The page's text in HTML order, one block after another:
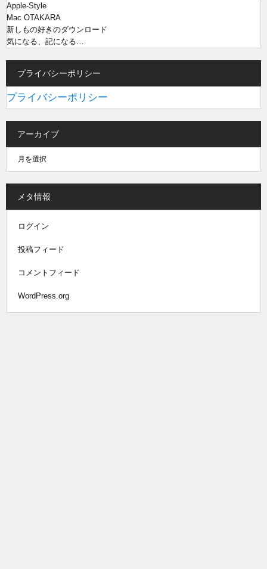
Apple-Style
Mac OTAKARA
新しもの好きのダウンロード
気になる、記になる…
プライバシーポリシー
プライバシーポリシー
アーカイブ
メタ情報
ログイン
投稿フィード
コメントフィード
WordPress.org